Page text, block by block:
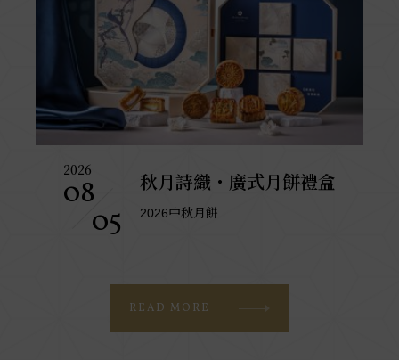
2026
08
04
銀座天國．酥香入魂
READ MORE